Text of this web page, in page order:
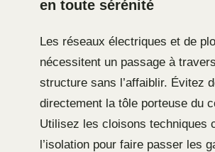
en toute sérénité
Les réseaux électriques et de
nécessitent un passage à
structure sans l’affaiblir. Évitez
directement la tôle porteuse du
Utilisez les cloisons techniques
l’isolation pour faire passer les